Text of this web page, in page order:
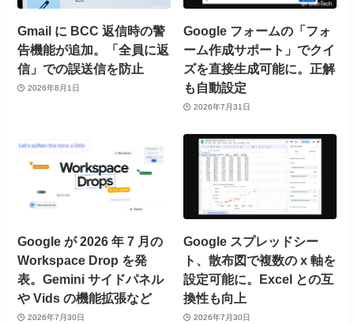
Gmail に BCC 返信時の警
告機能が追加。「全員に返
信」での誤送信を防止
2026年8月1日
Google フォームの「フォ
ーム作成サポート」でクイ
ズを直接生成可能に。正解
も自動設定
2026年7月31日
Google が 2026 年 7 月の
Workspace Drop を発
表。Gemini サイドパネル
や Vids の機能拡張など
2026年7月30日
Google スプレッドシー
ト、散布図で複数の x 軸を
設定可能に。Excel との互
換性も向上
2026年7月30日